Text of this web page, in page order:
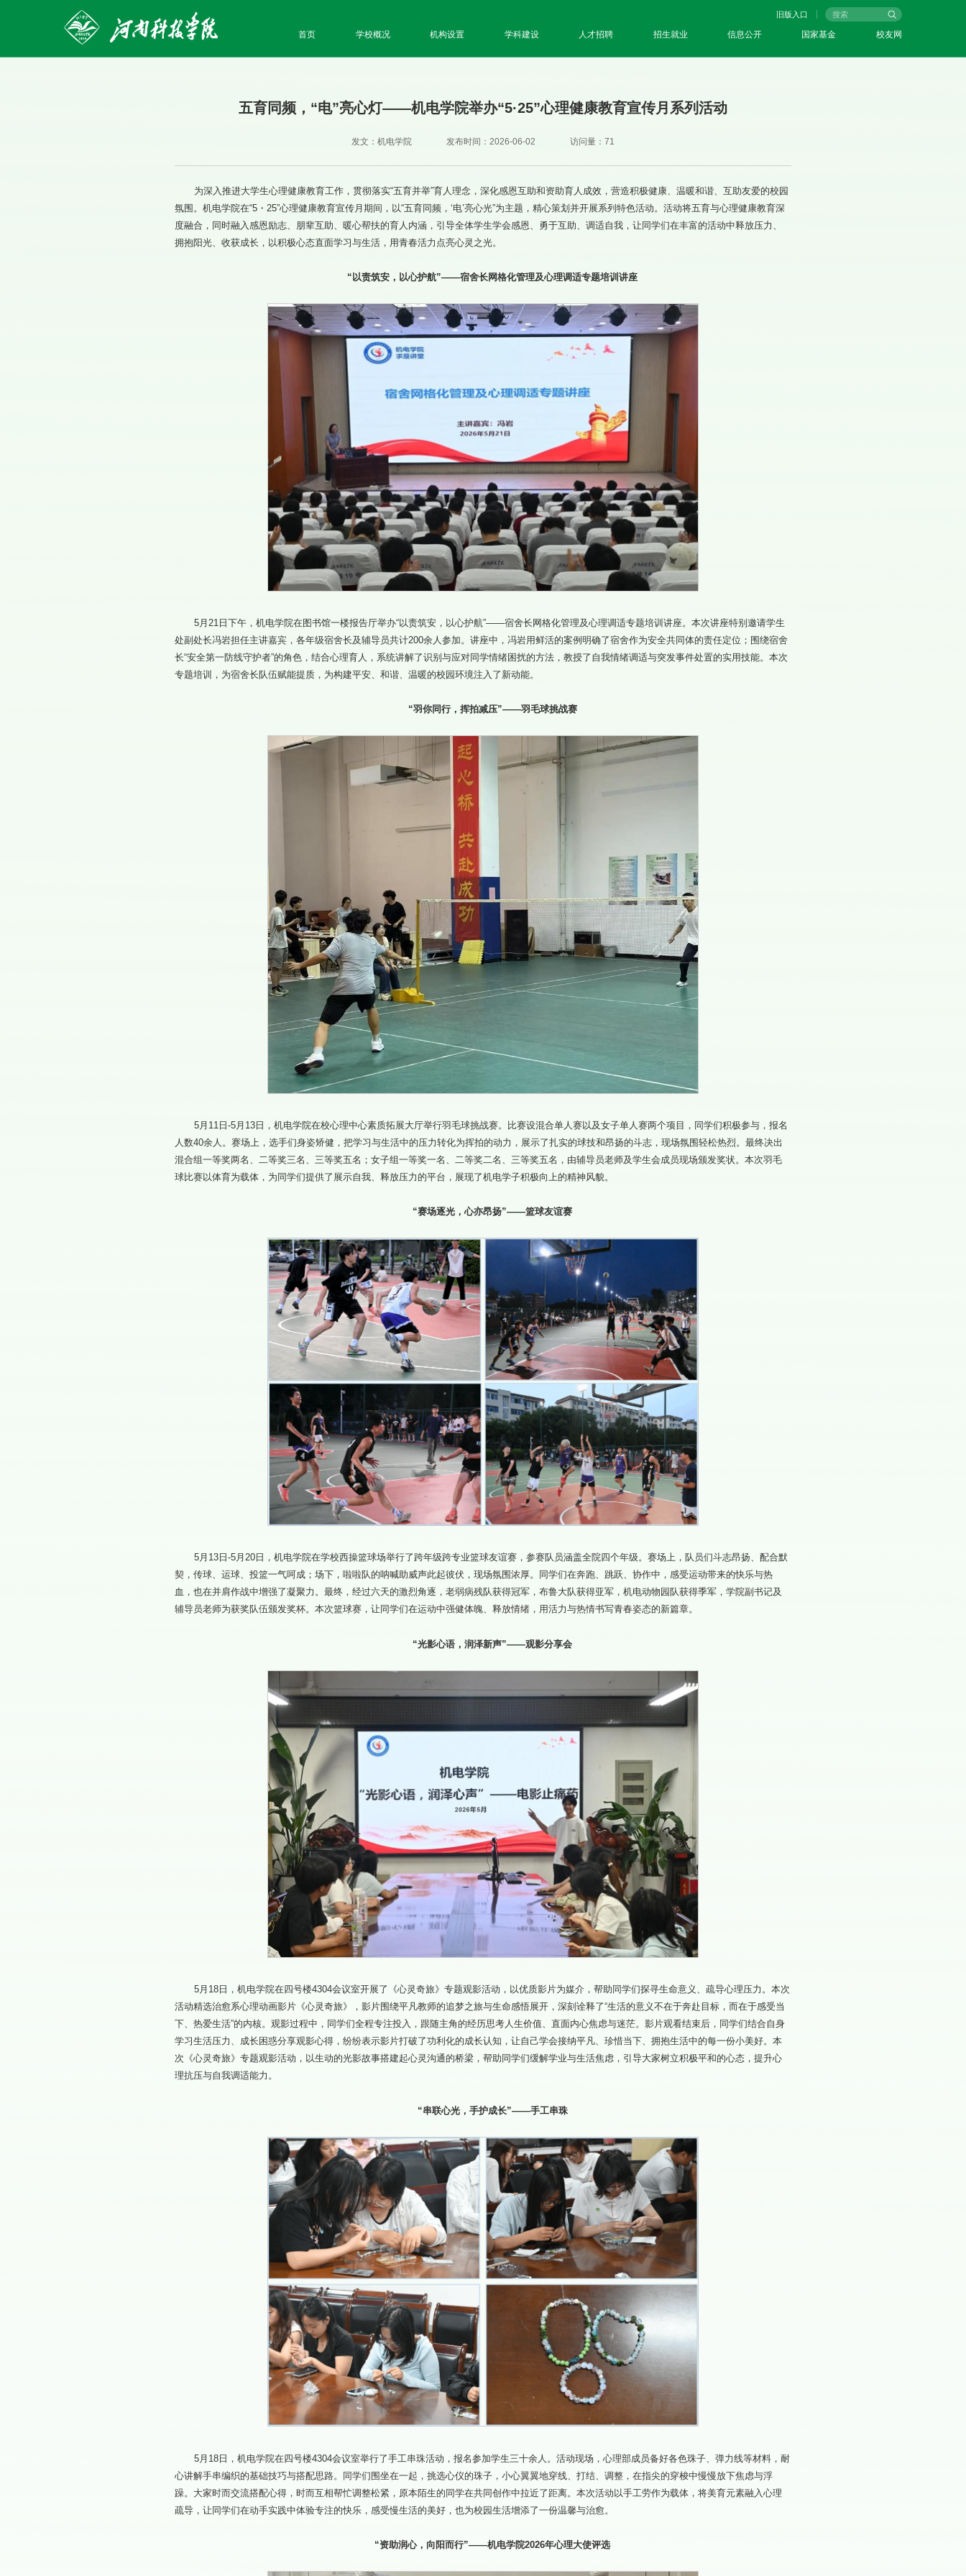
旧版入口
首页 学校概况 机构设置 学科建设 人才招聘 招生就业 信息公开 国家基金 校友网
五育同频，“电”亮心灯——机电学院举办“5·25”心理健康教育宣传月系列活动
发文：机电学院 发布时间：2026-06-02 访问量：71
为深入推进大学生心理健康教育工作，贯彻落实“五育并举”育人理念，深化感恩互助和资助育人成效，营造积极健康、温暖和谐、互助友爱的校园
氛围。机电学院在“5・25”心理健康教育宣传月期间，以“五育同频，‘电’亮心光”为主题，精心策划并开展系列特色活动。活动将五育与心理健康教育深
度融合，同时融入感恩励志、朋辈互助、暖心帮扶的育人内涵，引导全体学生学会感恩、勇于互助、调适自我，让同学们在丰富的活动中释放压力、
拥抱阳光、收获成长，以积极心态直面学习与生活，用青春活力点亮心灵之光。
“以责筑安，以心护航”——宿舍长网格化管理及心理调适专题培训讲座
5月21日下午，机电学院在图书馆一楼报告厅举办“以责筑安，以心护航”——宿舍长网格化管理及心理调适专题培训讲座。本次讲座特别邀请学生
处副处长冯岩担任主讲嘉宾，各年级宿舍长及辅导员共计200余人参加。讲座中，冯岩用鲜活的案例明确了宿舍作为安全共同体的责任定位；围绕宿舍
长“安全第一防线守护者”的角色，结合心理育人，系统讲解了识别与应对同学情绪困扰的方法，教授了自我情绪调适与突发事件处置的实用技能。本次
专题培训，为宿舍长队伍赋能提质，为构建平安、和谐、温暖的校园环境注入了新动能。
“羽你同行，挥拍减压”——羽毛球挑战赛
5月11日-5月13日，机电学院在校心理中心素质拓展大厅举行羽毛球挑战赛。比赛设混合单人赛以及女子单人赛两个项目，同学们积极参与，报名
人数40余人。赛场上，选手们身姿矫健，把学习与生活中的压力转化为挥拍的动力，展示了扎实的球技和昂扬的斗志，现场氛围轻松热烈。最终决出
混合组一等奖两名、二等奖三名、三等奖五名；女子组一等奖一名、二等奖二名、三等奖五名，由辅导员老师及学生会成员现场颁发奖状。本次羽毛
球比赛以体育为载体，为同学们提供了展示自我、释放压力的平台，展现了机电学子积极向上的精神风貌。
“赛场逐光，心亦昂扬”——篮球友谊赛
5月13日-5月20日，机电学院在学校西操篮球场举行了跨年级跨专业篮球友谊赛，参赛队员涵盖全院四个年级。赛场上，队员们斗志昂扬、配合默
契，传球、运球、投篮一气呵成；场下，啦啦队的呐喊助威声此起彼伏，现场氛围浓厚。同学们在奔跑、跳跃、协作中，感受运动带来的快乐与热
血，也在并肩作战中增强了凝聚力。最终，经过六天的激烈角逐，老弱病残队获得冠军，布鲁大队获得亚军，机电动物园队获得季军，学院副书记及
辅导员老师为获奖队伍颁发奖杯。本次篮球赛，让同学们在运动中强健体魄、释放情绪，用活力与热情书写青春姿态的新篇章。
“光影心语，润泽新声”——观影分享会
5月18日，机电学院在四号楼4304会议室开展了《心灵奇旅》专题观影活动，以优质影片为媒介，帮助同学们探寻生命意义、疏导心理压力。本次
活动精选治愈系心理动画影片《心灵奇旅》，影片围绕平凡教师的追梦之旅与生命感悟展开，深刻诠释了“生活的意义不在于奔赴目标，而在于感受当
下、热爱生活”的内核。观影过程中，同学们全程专注投入，跟随主角的经历思考人生价值、直面内心焦虑与迷茫。影片观看结束后，同学们结合自身
学习生活压力、成长困惑分享观影心得，纷纷表示影片打破了功利化的成长认知，让自己学会接纳平凡、珍惜当下、拥抱生活中的每一份小美好。本
次《心灵奇旅》专题观影活动，以生动的光影故事搭建起心灵沟通的桥梁，帮助同学们缓解学业与生活焦虑，引导大家树立积极平和的心态，提升心
理抗压与自我调适能力。
“串联心光，手护成长”——手工串珠
5月18日，机电学院在四号楼4304会议室举行了手工串珠活动，报名参加学生三十余人。活动现场，心理部成员备好各色珠子、弹力线等材料，耐
心讲解手串编织的基础技巧与搭配思路。同学们围坐在一起，挑选心仪的珠子，小心翼翼地穿线、打结、调整，在指尖的穿梭中慢慢放下焦虑与浮
躁。大家时而交流搭配心得，时而互相帮忙调整松紧，原本陌生的同学在共同创作中拉近了距离。本次活动以手工劳作为载体，将美育元素融入心理
疏导，让同学们在动手实践中体验专注的快乐，感受慢生活的美好，也为校园生活增添了一份温馨与治愈。
“资助润心，向阳而行”——机电学院2026年心理大使评选